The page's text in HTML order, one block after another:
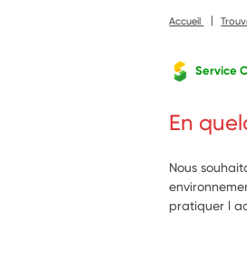
Accueil
Service
En
Nous
pratiquer l